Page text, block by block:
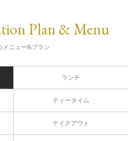
Plan & Menu
メニュー&プラン
ランチ
ティータイム
テイクアウト